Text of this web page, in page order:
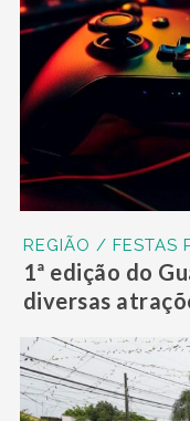
REGIÃO / FESTAS
1ª edição do
diversas